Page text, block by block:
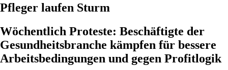
Pfleger laufen Sturm
Wöchentlich Proteste: Beschäftigte der
Gesundheitsbranche kämpfen für bessere
Arbeitsbedingungen und gegen Profitlogik